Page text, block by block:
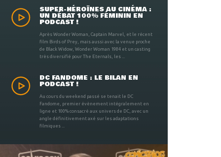
SUPER-HÉROÏNES AU CINÉMA :
UN DÉBAT 100% FÉMININ EN
PODCAST !
Après Wonder Woman, Captain Marvel, et le récent
film Birds of Prey, mais aussi avec la venue proche
de Black Widow, Wonder Woman 1984 et un casting
très diversifié pour The Eternals, les ...
DC FANDOME : LE BILAN EN
PODCAST !
Au cours du weekend passé se tenait le DC
Fandome, premier évènement intégralement en
ligne et 100% consacré aux univers de DC, avec un
angle définitivement axé sur les adaptations
filmiques ...